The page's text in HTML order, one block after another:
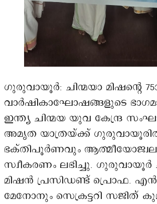
ഗുരുവായൂർ: ചിന്മയാ മിഷന്റെ
വാർഷികാഘോഷങ്ങളുടെ
ഇന്ത്യ ചിന്മയ യുവ കേന്ദ്ര
അമൃത യാത്രയ്ക്ക്
ഭക്തിപൂർണവും
സ്വീകരണം ലഭിച്ചു. ഗുരുവായൂർ
മിഷൻ പ്രസിഡണ്ട് പ്രൊഫ.
മേനോനും സെക്രട്ടറി സജിത്